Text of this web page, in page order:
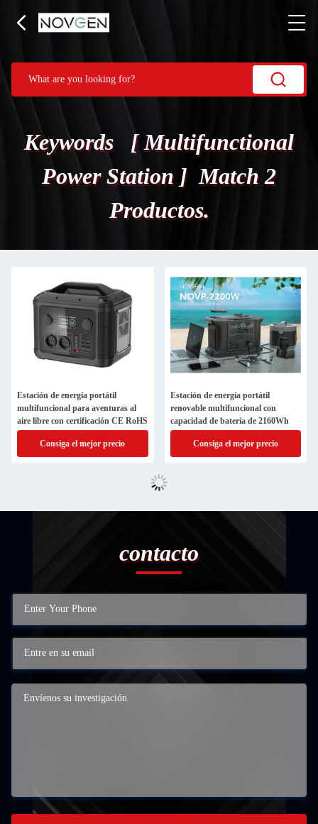
Keywords [ Multifunctional
Power Station ] Match 2
Productos.
Estación de energía portátil
multifuncional para aventuras al
aire libre con certificación CE RoHS
Consiga el mejor precio
Estación de energía portátil
renovable multifuncional con
capacidad de batería de 2160Wh
Consiga el mejor precio
contacto